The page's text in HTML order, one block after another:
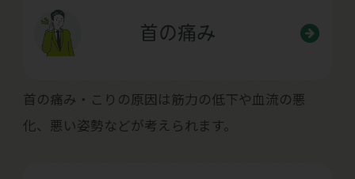
首の痛み
首の痛み・こりの原因は筋力の低下や血流の悪
化、悪い姿勢などが考えられます。